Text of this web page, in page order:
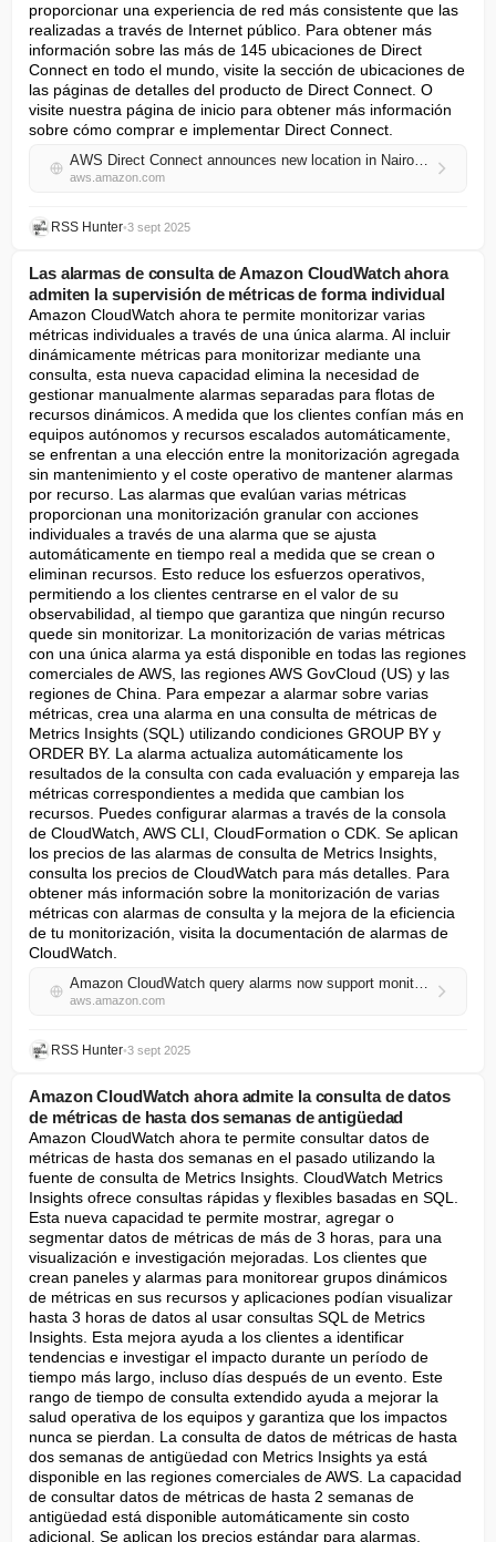
proporcionar una experiencia de red más consistente que las
realizadas a través de Internet público. Para obtener más
información sobre las más de 145 ubicaciones de Direct
Connect en todo el mundo, visite la sección de ubicaciones de
las páginas de detalles del producto de Direct Connect. O
visite nuestra página de inicio para obtener más información
sobre cómo comprar e implementar Direct Connect.
AWS Direct Connect announces new location in Nairobi, Kenya
aws.amazon.com
RSS Hunter•3 sept 2025
Las alarmas de consulta de Amazon CloudWatch ahora
admiten la supervisión de métricas de forma individual
Amazon CloudWatch ahora te permite monitorizar varias
métricas individuales a través de una única alarma. Al incluir
dinámicamente métricas para monitorizar mediante una
consulta, esta nueva capacidad elimina la necesidad de
gestionar manualmente alarmas separadas para flotas de
recursos dinámicos. A medida que los clientes confían más en
equipos autónomos y recursos escalados automáticamente,
se enfrentan a una elección entre la monitorización agregada
sin mantenimiento y el coste operativo de mantener alarmas
por recurso. Las alarmas que evalúan varias métricas
proporcionan una monitorización granular con acciones
individuales a través de una alarma que se ajusta
automáticamente en tiempo real a medida que se crean o
eliminan recursos. Esto reduce los esfuerzos operativos,
permitiendo a los clientes centrarse en el valor de su
observabilidad, al tiempo que garantiza que ningún recurso
quede sin monitorizar. La monitorización de varias métricas
con una única alarma ya está disponible en todas las regiones
comerciales de AWS, las regiones AWS GovCloud (US) y las
regiones de China. Para empezar a alarmar sobre varias
métricas, crea una alarma en una consulta de métricas de
Metrics Insights (SQL) utilizando condiciones GROUP BY y
ORDER BY. La alarma actualiza automáticamente los
resultados de la consulta con cada evaluación y empareja las
métricas correspondientes a medida que cambian los
recursos. Puedes configurar alarmas a través de la consola
de CloudWatch, AWS CLI, CloudFormation o CDK. Se aplican
los precios de las alarmas de consulta de Metrics Insights,
consulta los precios de CloudWatch para más detalles. Para
obtener más información sobre la monitorización de varias
métricas con alarmas de consulta y la mejora de la eficiencia
de tu monitorización, visita la documentación de alarmas de
CloudWatch.
Amazon CloudWatch query alarms now support monitoring metrics individually
aws.amazon.com
RSS Hunter•3 sept 2025
Amazon CloudWatch ahora admite la consulta de datos
de métricas de hasta dos semanas de antigüedad
Amazon CloudWatch ahora te permite consultar datos de
métricas de hasta dos semanas en el pasado utilizando la
fuente de consulta de Metrics Insights. CloudWatch Metrics
Insights ofrece consultas rápidas y flexibles basadas en SQL.
Esta nueva capacidad te permite mostrar, agregar o
segmentar datos de métricas de más de 3 horas, para una
visualización e investigación mejoradas. Los clientes que
crean paneles y alarmas para monitorear grupos dinámicos
de métricas en sus recursos y aplicaciones podían visualizar
hasta 3 horas de datos al usar consultas SQL de Metrics
Insights. Esta mejora ayuda a los clientes a identificar
tendencias e investigar el impacto durante un período de
tiempo más largo, incluso días después de un evento. Este
rango de tiempo de consulta extendido ayuda a mejorar la
salud operativa de los equipos y garantiza que los impactos
nunca se pierdan. La consulta de datos de métricas de hasta
dos semanas de antigüedad con Metrics Insights ya está
disponible en las regiones comerciales de AWS. La capacidad
de consultar datos de métricas de hasta 2 semanas de
antigüedad está disponible automáticamente sin costo
adicional. Se aplican los precios estándar para alarmas,